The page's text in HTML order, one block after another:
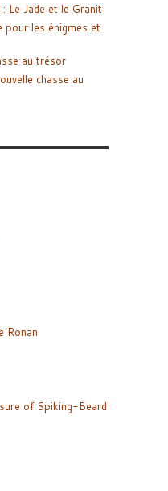
Le Jade et le Granit
pour les énigmes et
au trésor
chasse au
Ronan
of Spiking-Beard